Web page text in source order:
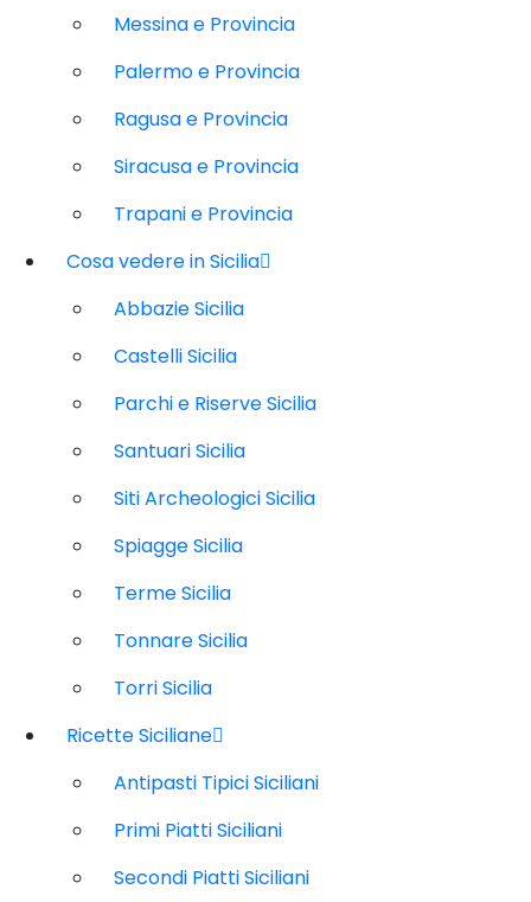
Messina e Provincia
Palermo e Provincia
Ragusa e Provincia
Siracusa e Provincia
Trapani e Provincia
Cosa vedere in Sicilia
Abbazie Sicilia
Castelli Sicilia
Parchi e Riserve Sicilia
Santuari Sicilia
Siti Archeologici Sicilia
Spiagge Sicilia
Terme Sicilia
Tonnare Sicilia
Torri Sicilia
Ricette Siciliane
Antipasti Tipici Siciliani
Primi Piatti Siciliani
Secondi Piatti Siciliani